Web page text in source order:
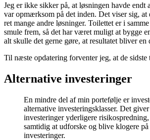
Jeg er ikke sikker på, at løsningen havde endt
var opmærksom på det inden. Det viser sig, at
ret mange andre løsninger. Toilettet er i
smule frem, så det har været muligt at bygge
alt skulle det gerne gøre, at resultatet bliver
Til næste opdatering forventer jeg, at de sidste
Alternative investeringer
En mindre del af min portefølje er
alternative investeringsklasser. Det
investeringer yderligere
samtidig at udforske og blive klogere
investeringer.